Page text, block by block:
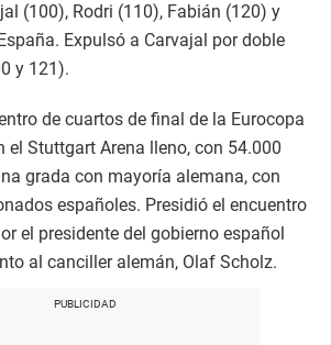
(100), Rodri (110), Fabián (120) y
Expulsó a Carvajal por doble
y 121).
de cuartos de final de la Eurocopa
el Stuttgart Arena lleno, con 54.000
grada con mayoría alemana, con
españoles. Presidió el encuentro
el presidente del gobierno español
al canciller alemán, Olaf Scholz.